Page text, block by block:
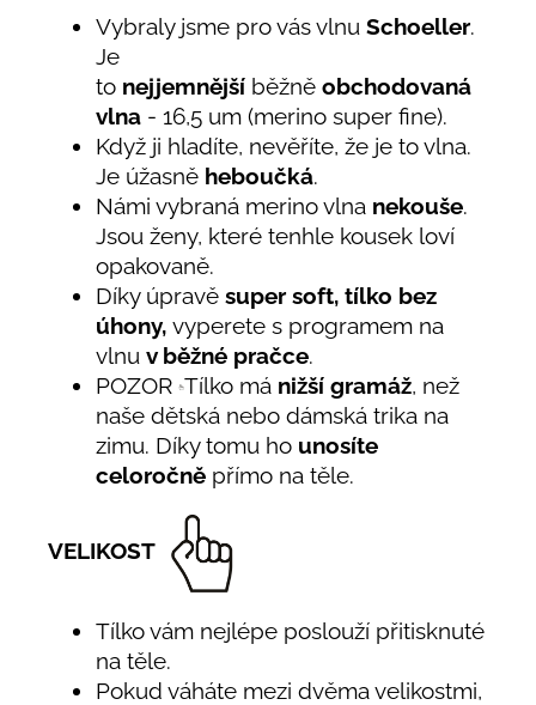
Vybraly jsme pro vás vlnu Schoeller.
Je
to nejjemnější běžně obchodovaná
vlna - 16,5 um (merino super fine).
Když ji hladíte, nevěříte, že je to vlna.
Je úžasně heboučká.
Námi vybraná merino vlna nekouše.
Jsou ženy, které tenhle kousek loví
opakovaně.
Díky úpravě super soft, tílko bez
úhony, vyperete s programem na
vlnu v běžné pračce.
POZOR Tílko má nižší gramáž, než
naše dětská nebo dámská trika na
zimu. Díky tomu ho unosíte
celoročně přímo na těle.
VELIKOST
Tílko vám nejlépe poslouží přitisknuté
na těle.
Pokud váháte mezi dvěma velikostmi,